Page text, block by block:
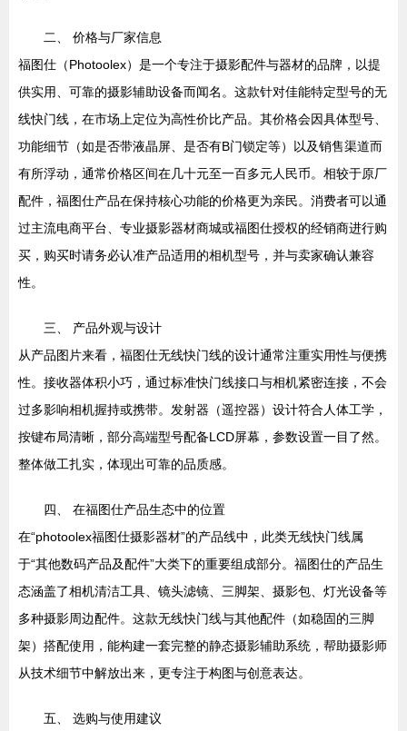
二、 价格与厂家信息
福图仕（Photoolex）是一个专注于摄影配件与器材的品牌，以提
供实用、可靠的摄影辅助设备而闻名。这款针对佳能特定型号的无
线快门线，在市场上定位为高性价比产品。其价格会因具体型号、
功能细节（如是否带液晶屏、是否有B门锁定等）以及销售渠道而
有所浮动，通常价格区间在几十元至一百多元人民币。相较于原厂
配件，福图仕产品在保持核心功能的价格更为亲民。消费者可以通
过主流电商平台、专业摄影器材商城或福图仕授权的经销商进行购
买，购买时请务必认准产品适用的相机型号，并与卖家确认兼容
性。
三、 产品外观与设计
从产品图片来看，福图仕无线快门线的设计通常注重实用性与便携
性。接收器体积小巧，通过标准快门线接口与相机紧密连接，不会
过多影响相机握持或携带。发射器（遥控器）设计符合人体工学，
按键布局清晰，部分高端型号配备LCD屏幕，参数设置一目了然。
整体做工扎实，体现出可靠的品质感。
四、 在福图仕产品生态中的位置
在“photoolex福图仕摄影器材”的产品线中，此类无线快门线属
于“其他数码产品及配件”大类下的重要组成部分。福图仕的产品生
态涵盖了相机清洁工具、镜头滤镜、三脚架、摄影包、灯光设备等
多种摄影周边配件。这款无线快门线与其他配件（如稳固的三脚
架）搭配使用，能构建一套完整的静态摄影辅助系统，帮助摄影师
从技术细节中解放出来，更专注于构图与创意表达。
五、 选购与使用建议